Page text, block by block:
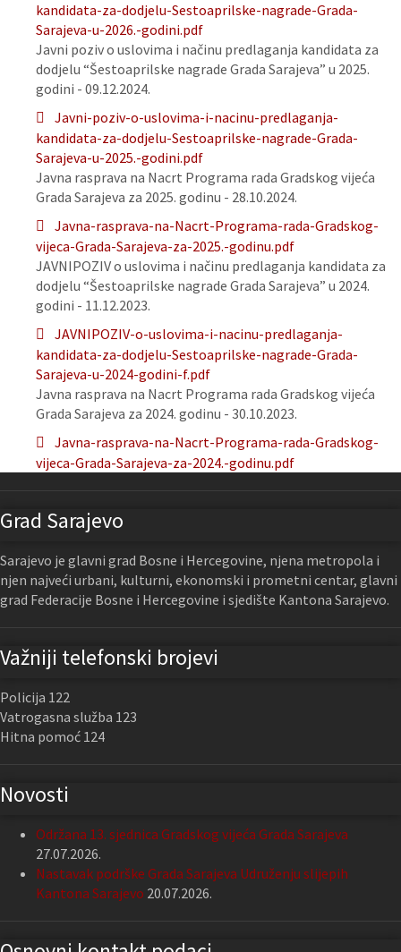
kandidata-za-dodjelu-Sestoaprilske-nagrade-Grada-
Sarajeva-u-2026.-godini.pdf
Javni poziv o uslovima i načinu predlaganja kandidata za
dodjelu “Šestoaprilske nagrade Grada Sarajeva” u 2025.
godini - 09.12.2024.
Javni-poziv-o-uslovima-i-nacinu-predlaganja-
kandidata-za-dodjelu-Sestoaprilske-nagrade-Grada-
Sarajeva-u-2025.-godini.pdf
Javna rasprava na Nacrt Programa rada Gradskog vijeća
Grada Sarajeva za 2025. godinu - 28.10.2024.
Javna-rasprava-na-Nacrt-Programa-rada-Gradskog-
vijeca-Grada-Sarajeva-za-2025.-godinu.pdf
JAVNIPOZIV o uslovima i načinu predlaganja kandidata za
dodjelu “Šestoaprilske nagrade Grada Sarajeva” u 2024.
godini - 11.12.2023.
JAVNIPOZIV-o-uslovima-i-nacinu-predlaganja-
kandidata-za-dodjelu-Sestoaprilske-nagrade-Grada-
Sarajeva-u-2024-godini-f.pdf
Javna rasprava na Nacrt Programa rada Gradskog vijeća
Grada Sarajeva za 2024. godinu - 30.10.2023.
Javna-rasprava-na-Nacrt-Programa-rada-Gradskog-
vijeca-Grada-Sarajeva-za-2024.-godinu.pdf
Grad Sarajevo
Sarajevo je glavni grad Bosne i Hercegovine, njena metropola i
njen najveći urbani, kulturni, ekonomski i prometni centar, glavni
grad Federacije Bosne i Hercegovine i sjedište Kantona Sarajevo.
Važniji telefonski brojevi
Policija 122
Vatrogasna služba 123
Hitna pomoć 124
Novosti
Održana 13. sjednica Gradskog vijeća Grada Sarajeva
27.07.2026.
Nastavak podrške Grada Sarajeva Udruženju slijepih
Kantona Sarajevo 20.07.2026.